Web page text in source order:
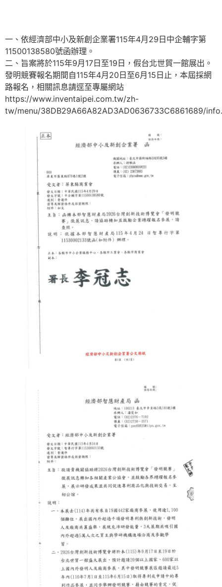
一、依經濟部中小及新創企業署115年4月29日中企輔字第
11500138580號函辦理。
二、旨案將於115年9月17日至19日，假台北世貿一館展出。
發明競賽報名期間自115年4月20日至6月15日止，本屆採網
路報名，相關訊息請逕至專屬網站
https://www.inventaipei.com.tw/zh-
tw/menu/38DB29A66A82AD3AD0636733C6861689/